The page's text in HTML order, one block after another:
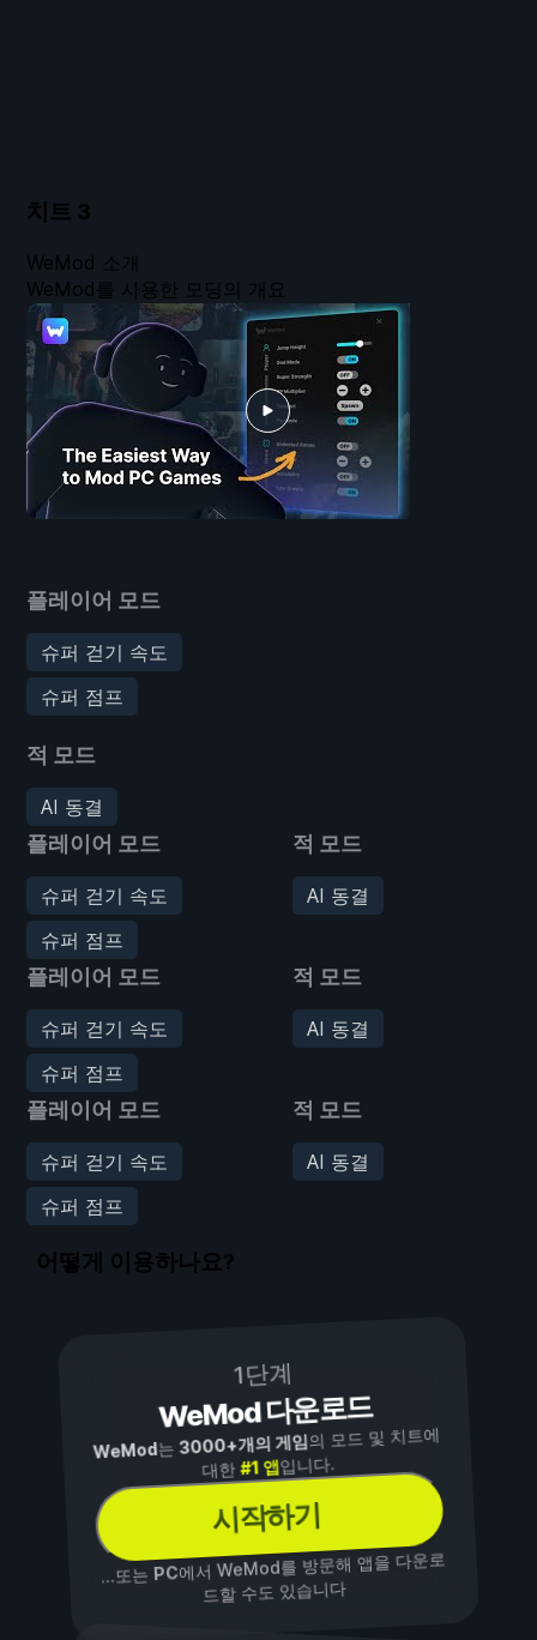
치트 3
플레이어 모드
슈퍼 걷기 속도
슈퍼 점프
적 모드
AI 동결
플레이어 모드
슈퍼 걷기 속도
슈퍼 점프
적 모드
AI 동결
플레이어 모드
슈퍼 걷기 속도
슈퍼 점프
적 모드
AI 동결
플레이어 모드
슈퍼 걷기 속도
슈퍼 점프
적 모드
AI 동결
WeMod 소개
WeMod를 사용한 모딩의 개요
어떻게 이용하나요?
1단계
WeMod 다운로드
WeMod는3000+개의 게임의 모드 및 치트에
대한#1 앱입니다.
시작하기
...또는PC에서 WeMod를 방문해 앱을 다운로
드할 수도 있습니다